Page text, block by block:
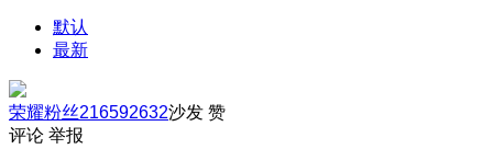
默认
最新
荣耀粉丝216592632沙发 赞
评论 举报